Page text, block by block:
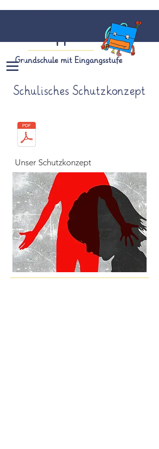
Köppern
Grundschule mit Eingangsstufe
Schulisches Schutzkonzept
Unser Schutzkonzept